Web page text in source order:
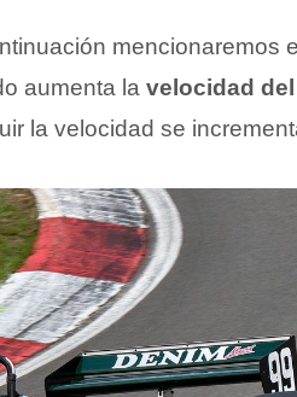
mencionaremos
aumenta la velocidad
la velocidad se